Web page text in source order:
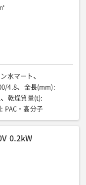
水マート
4.8 全長(mm):
乾燥質量(t):
: PAC・高分子
0.2kW